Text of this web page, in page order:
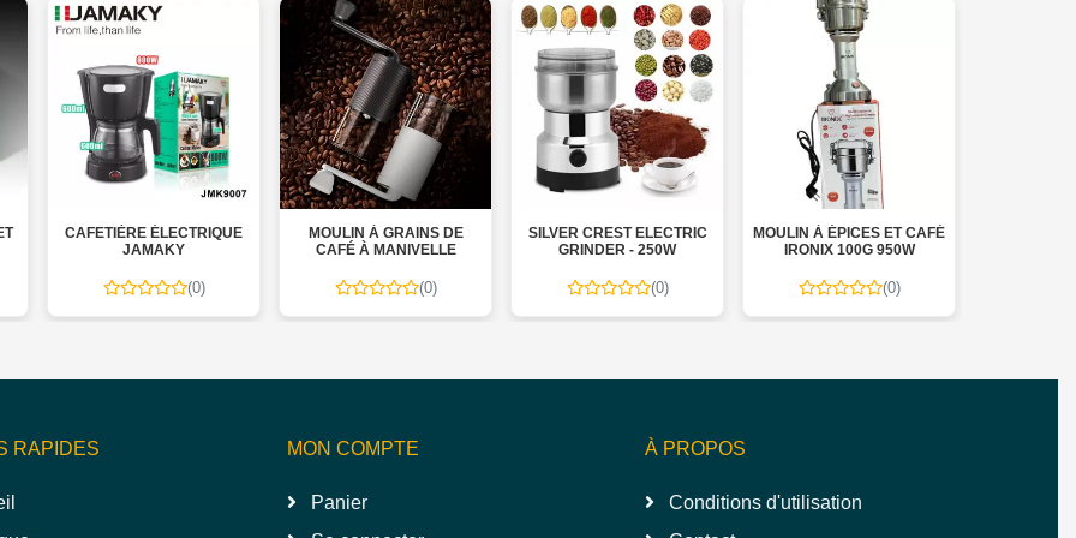
CAFETIÈRE ÉLECTRIQUE
JAMAKY
(0)
MOULIN À GRAINS DE
CAFÉ À MANIVELLE
(0)
SILVER CREST ELECTRIC
GRINDER - 250W
(0)
MOULIN À ÉPICES ET CAFÉ
IRONIX 100G 950W
(0)
RAPIDES MON COMPTE
Panier
À PROPOS
Conditions d'utilisation